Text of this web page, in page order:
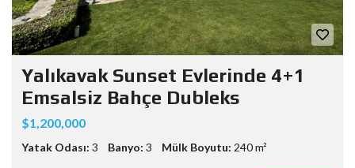
Yalıkavak Sunset Evlerinde 4+1
Emsalsiz Bahçe Dubleks
$1,200,000
Yatak Odası: 3 Banyo: 3 Mülk Boyutu: 240 m²